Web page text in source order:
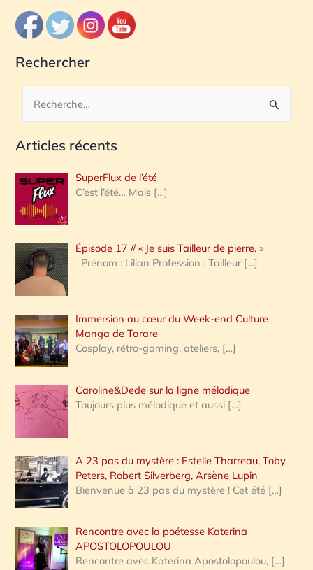
Rechercher
c
e
r
c
h
e
:
Articles récents
SuperFlux de l’été
C’est l’été… Mais […]
Épisode 17 // « Je suis Tailleur de pierre. »
Prénom : Lilian Profession : Tailleur […]
Immersion au cœur du Week-end Culture
Manga de Tarare
Cosplay, rétro-gaming, ateliers, […]
Caroline&Dede sur la ligne mélodique
Toujours plus mélodique et aussi […]
A 23 pas du mystère : Estelle Tharreau, Toby
Peters, Robert Silverberg, Arsène Lupin
Bienvenue à 23 pas du mystère ! Cet été […]
Rencontre avec la poétesse Katerina
APOSTOLOPOULOU
Rencontre avec Katerina Apostolopoulou, […]